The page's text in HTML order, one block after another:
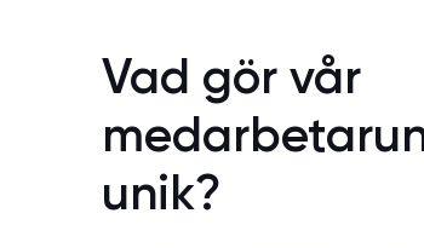
Vad gör vår
unik?